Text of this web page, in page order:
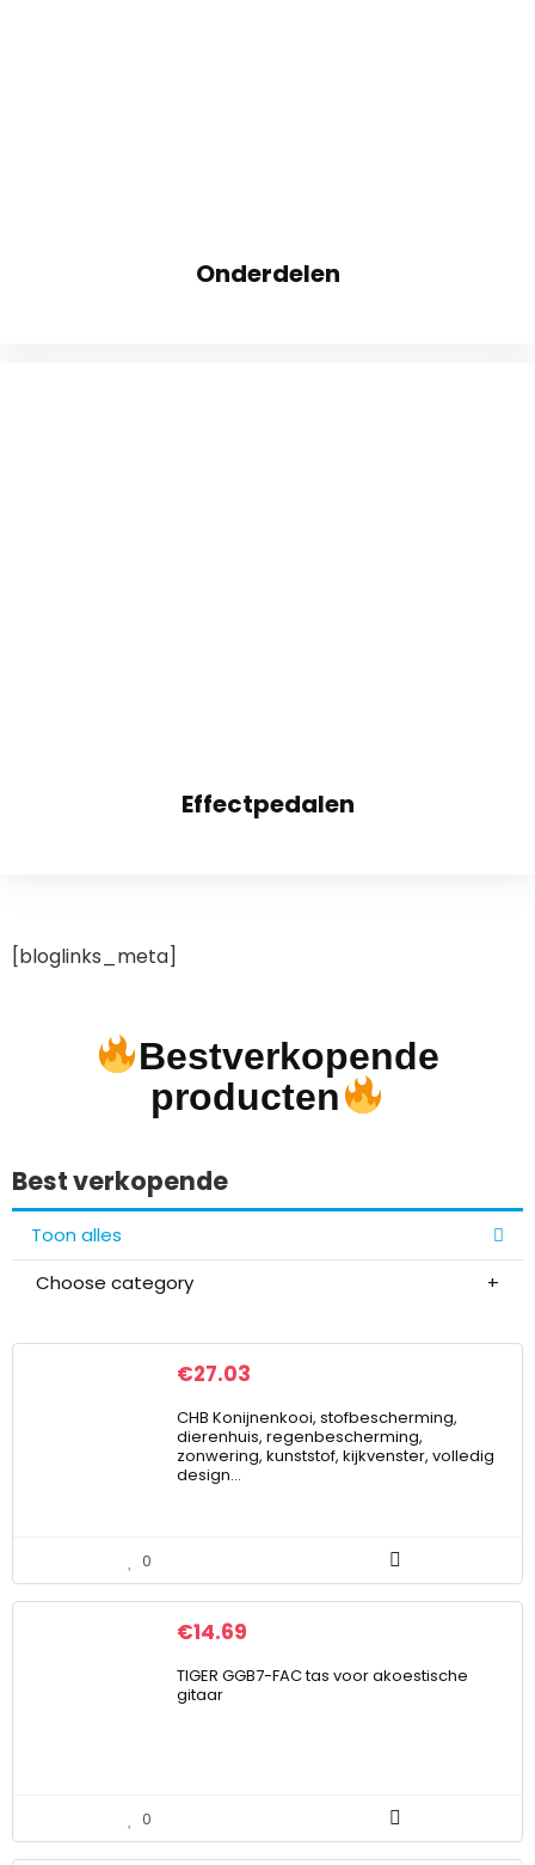
Onderdelen
Effectpedalen
[bloglinks_meta]
Bestverkopende
producten
Best verkopende
Toon alles
Choose category
€27.03
CHB Konijnenkooi, stofbescherming,
dierenhuis, regenbescherming,
zonwering, kunststof, kijkvenster, volledig
design…
0
€14.69
TIGER GGB7-FAC tas voor akoestische
gitaar
0